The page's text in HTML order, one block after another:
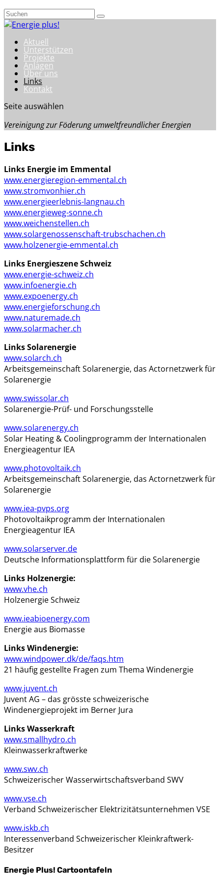
Aktuell
Unterstützen
Projekte
Anlagen
Über uns
Links
Kontakt
Seite auswählen
Vereinigung zur Föderung umweltfreundlicher Energien
Links
Links Energie im Emmental
www.energieregion-emmental.ch
www.stromvonhier.ch
www.energieerlebnis-langnau.ch
www.energieweg-sonne.ch
www.weichenstellen.ch
www.solargenossenschaft-trubschachen.ch
www.holzenergie-emmental.ch
Links Energieszene Schweiz
www.energie-schweiz.ch
www.infoenergie.ch
www.expoenergy.ch
www.energieforschung.ch
www.naturemade.ch
www.solarmacher.ch
Links Solarenergie
www.solarch.ch
Arbeitsgemeinschaft Solarenergie, das Actornetzwerk für
Solarenergie
www.swissolar.ch
Solarenergie-Prüf- und Forschungsstelle
www.solarenergy.ch
Solar Heating & Coolingprogramm der Internationalen
Energieagentur IEA
www.photovoltaik.ch
Arbeitsgemeinschaft Solarenergie, das Actornetzwerk für
Solarenergie
www.iea-pvps.org
Photovoltaikprogramm der Internationalen
Energieagentur IEA
www.solarserver.de
Deutsche Informationsplattform für die Solarenergie
Links Holzenergie:
www.vhe.ch
Holzenergie Schweiz
www.ieabioenergy.com
Energie aus Biomasse
Links Windenergie:
www.windpower.dk/de/faqs.htm
21 häufig gestellte Fragen zum Thema Windenergie
www.juvent.ch
Juvent AG – das grösste schweizerische
Windenergieprojekt im Berner Jura
Links Wasserkraft
www.smallhydro.ch
Kleinwasserkraftwerke
www.swv.ch
Schweizerischer Wasserwirtschaftsverband SWV
www.vse.ch
Verband Schweizerischer Elektrizitätsunternehmen VSE
www.iskb.ch
Interessenverband Schweizerischer Kleinkraftwerk-
Besitzer
Energie Plus! Cartoontafeln